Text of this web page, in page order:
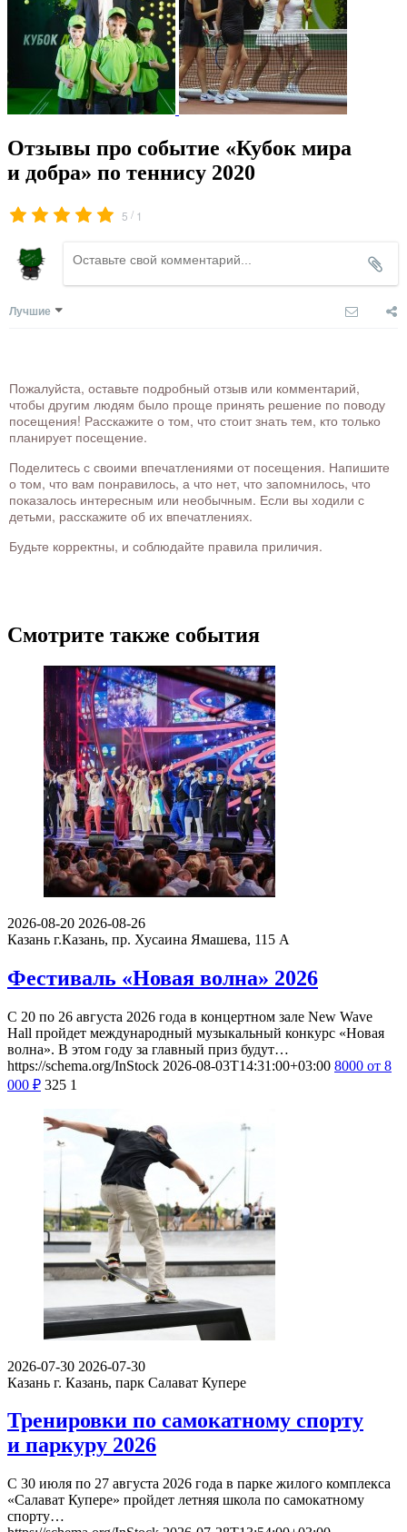
Отзывы про событие «Кубок мира
и добра» по теннису 2020
5 / 1
Лучшие
Пожалуйста, оставьте подробный отзыв или комментарий,
чтобы другим людям было проще принять решение по поводу
посещения! Расскажите о том, что стоит знать тем, кто только
планирует посещение.
Поделитесь с своими впечатлениями от посещения. Напишите
о том, что вам понравилось, а что нет, что запомнилось, что
показалось интересным или необычным. Если вы ходили с
детьми, расскажите об их впечатлениях.
Будьте корректны, и соблюдайте правила приличия.
Смотрите также события
2026-08-20 2026-08-26
Казань г.Казань, пр. Хусаина Ямашева, 115 A
Фестиваль «Новая волна» 2026
С 20 по 26 августа 2026 года в концертном зале New Wave
Hall пройдет международный музыкальный конкурс «Новая
волна». В этом году за главный приз будут…
https://schema.org/InStock 2026-08-03T14:31:00+03:00 8000 от 8
000 ₽ 325 1
2026-07-30 2026-07-30
Казань г. Казань, парк Салават Купере
Тренировки по самокатному спорту
и паркуру 2026
С 30 июля по 27 августа 2026 года в парке жилого комплекса
«Салават Купере» пройдет летняя школа по самокатному
спорту…